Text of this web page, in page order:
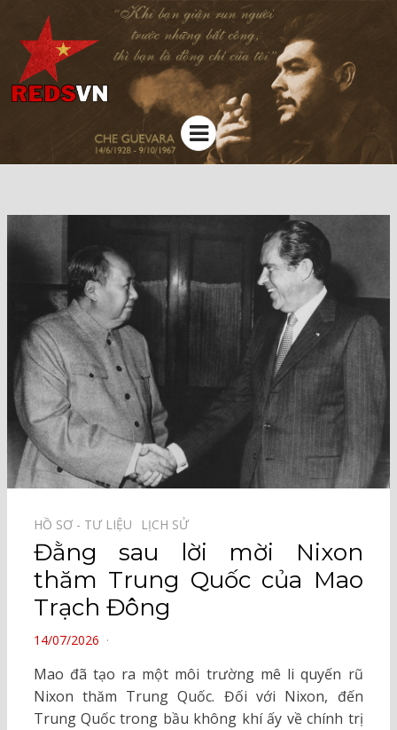
Kênh chia sẻ tri thức cộng đồng
Menu
HỒ SƠ - TƯ LIỆU⠀ LỊCH SỬ⠀
Đằng sau lời mời Nixon
thăm Trung Quốc của Mao
Trạch Đông
POSTED
14/07/2026
Mao đã tạo ra một môi trường mê li quyến rũ
Nixon thăm Trung Quốc. Đối với Nixon, đến
Trung Quốc trong bầu không khí ấy về chính trị